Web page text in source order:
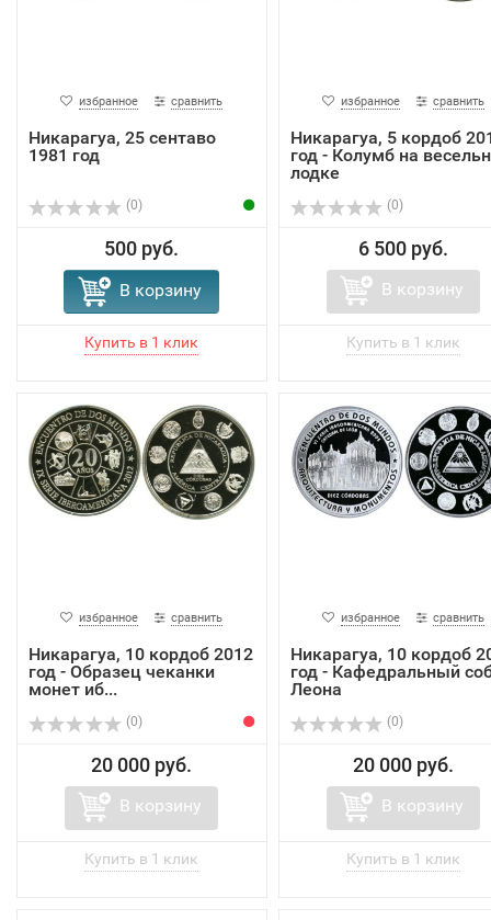
избранное сравнить
Никарагуа, 25 сентаво
1981 год
(0)
500 руб.
В корзину
избранное сравнить
Никарагуа, 5 кордоб
год - Колумб на
лодке
(0)
6 500 руб.
В корзину
избранное сравнить
Никарагуа, 10 кордоб 2012
год - Образец чеканки
монет иб...
(0)
20 000 руб.
В корзину
избранное сравнить
Никарагуа, 10 кордоб
год - Кафедральный
Леона
(0)
20 000 руб.
В корзину